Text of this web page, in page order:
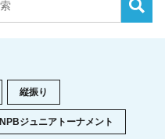
縦振り
NPBジュニアトーナメント